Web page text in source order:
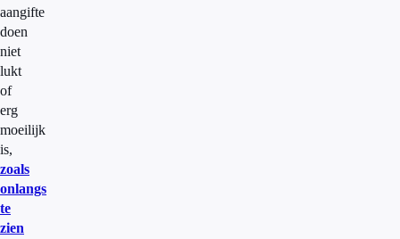
aangifte
doen
niet
lukt
of
erg
moeilijk
is,
zoals
onlangs
te
zien